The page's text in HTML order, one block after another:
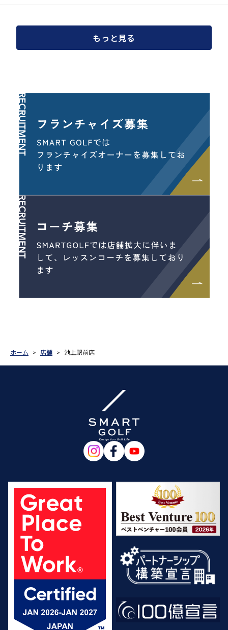
もっと見る
ホーム 店舗 池上駅前店